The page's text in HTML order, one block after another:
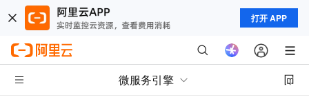
打开 APP
微服务引擎